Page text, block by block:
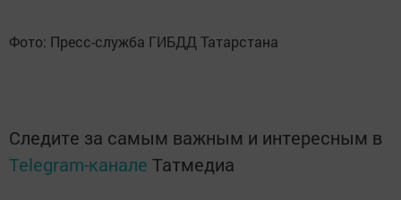
Фото: Пресс-служба ГИБДД Татарстана
Следите за самым важным и интересным в
Telegram-канале Татмедиа